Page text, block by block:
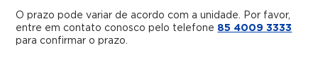
O prazo pode variar de acordo com a unidade. Por favor,
entre em contato conosco pelo telefone 85 4009 3333
para confirmar o prazo.